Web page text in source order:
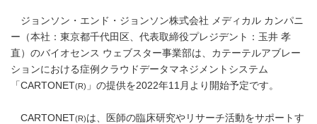
ジョンソン・エンド・ジョンソン株式会社 メディカル カンパニ
ー（本社：東京都千代田区、代表取締役プレジデント：玉井 孝
直）のバイオセンス ウェブスター事業部は、カテーテルアブレー
ションにおける症例クラウドデータマネジメントシステム
「CARTONET(R) 」の提供を2022年11月より開始予定です。
CARTONET(R)は、医師の臨床研究やリサーチ活動をサポートす